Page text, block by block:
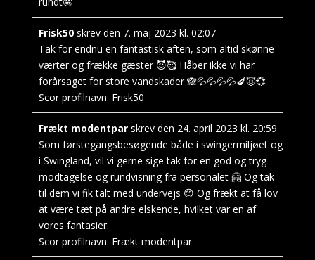
Frisk50 skrev den 7. maj 2023 kl. 02:07
Tak for endnu en fantastisk aften, som altid skønne
værter og frække gæster 😈🥰 Håber ikke vi har
forårsaget for store vandskader 🙈💦💦💦💦🍆😈💞
Scor profilnavn: Frisk50
Frækt modentpar skrev den 24. april 2023 kl. 20:59
Som førstegangsbesøgende både i swingermiljøet og
i Swingland, vil vi gerne sige tak for en god og tryg
modtagelse og rundvisning fra personalet 🤗 Og tak
til dem vi fik talt med undervejs 😊 Og frækt at få lov
at være tæt på andre elskende, hvilket var en af
vores fantasier.
Scor profilnavn: Frækt modentpar